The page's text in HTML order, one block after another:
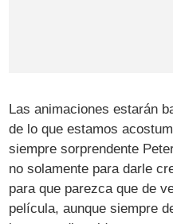
Las animaciones estarán
de lo que estamos
siempre sorprendente
no solamente para darle
para que parezca que de
película, aunque siempre